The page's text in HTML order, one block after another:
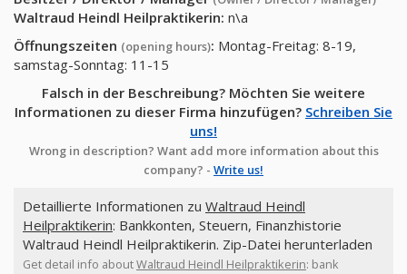
Waltraud Heindl Heilpraktikerin: n\a
Öffnungszeiten (opening hours): Montag-Freitag: 8-19,
samstag-Sonntag: 11-15
Falsch in der Beschreibung? Möchten Sie weitere
Informationen zu dieser Firma hinzufügen? Schreiben Sie
uns!
Wrong in description? Want add more information about this
company? - Write us!
Detaillierte Informationen zu Waltraud Heindl
Heilpraktikerin: Bankkonten, Steuern, Finanzhistorie
Waltraud Heindl Heilpraktikerin. Zip-Datei herunterladen
Get detail info aboutWaltraud Heindl Heilpraktikerin: bank